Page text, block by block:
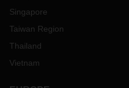
Singapore
Taiwan Region
Thailand
Vietnam